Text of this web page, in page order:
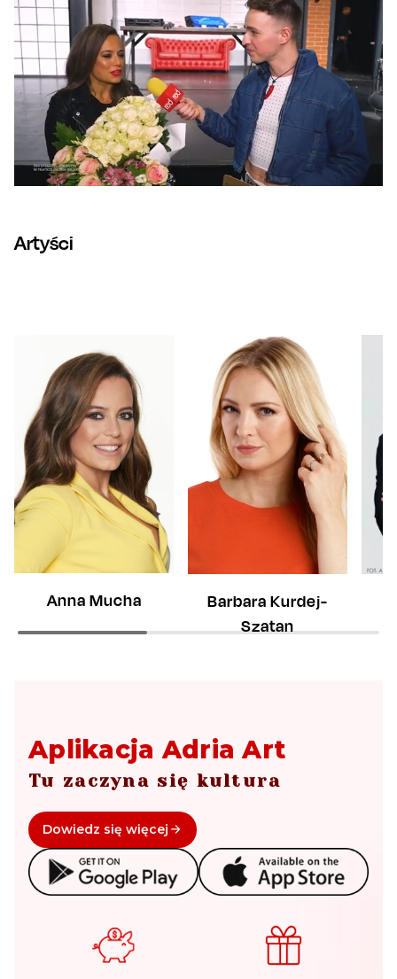
Artyści
Anna Mucha
Barbara Kurdej-
Szatan
Aplikacja Adria Art
Tu zaczyna się kultura
Dowiedz się więcej